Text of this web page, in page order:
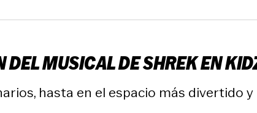
DEL MUSICAL DE SHREK EN
hasta en el espacio más divertido